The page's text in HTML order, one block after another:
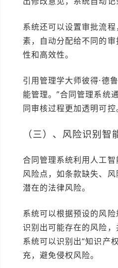
系统还可以设置审批流
素，自动分配给不同的
性和高效性。
引用管理学大师彼得·德
能管理。”合同管理系统
同审核过程更加透明可控
（三）、风险识别智
合同管理系统利用人工
风险点，如条款缺失、
潜在的法律风险。
系统可以根据预设的风险
识别出可能存在的风险，
系统可以识别出“知识产
充，避免侵权风险。